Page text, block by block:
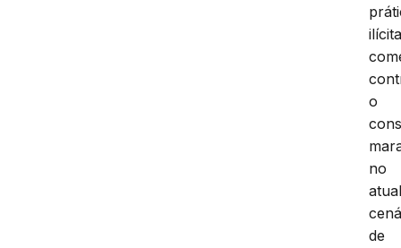
o
no
de